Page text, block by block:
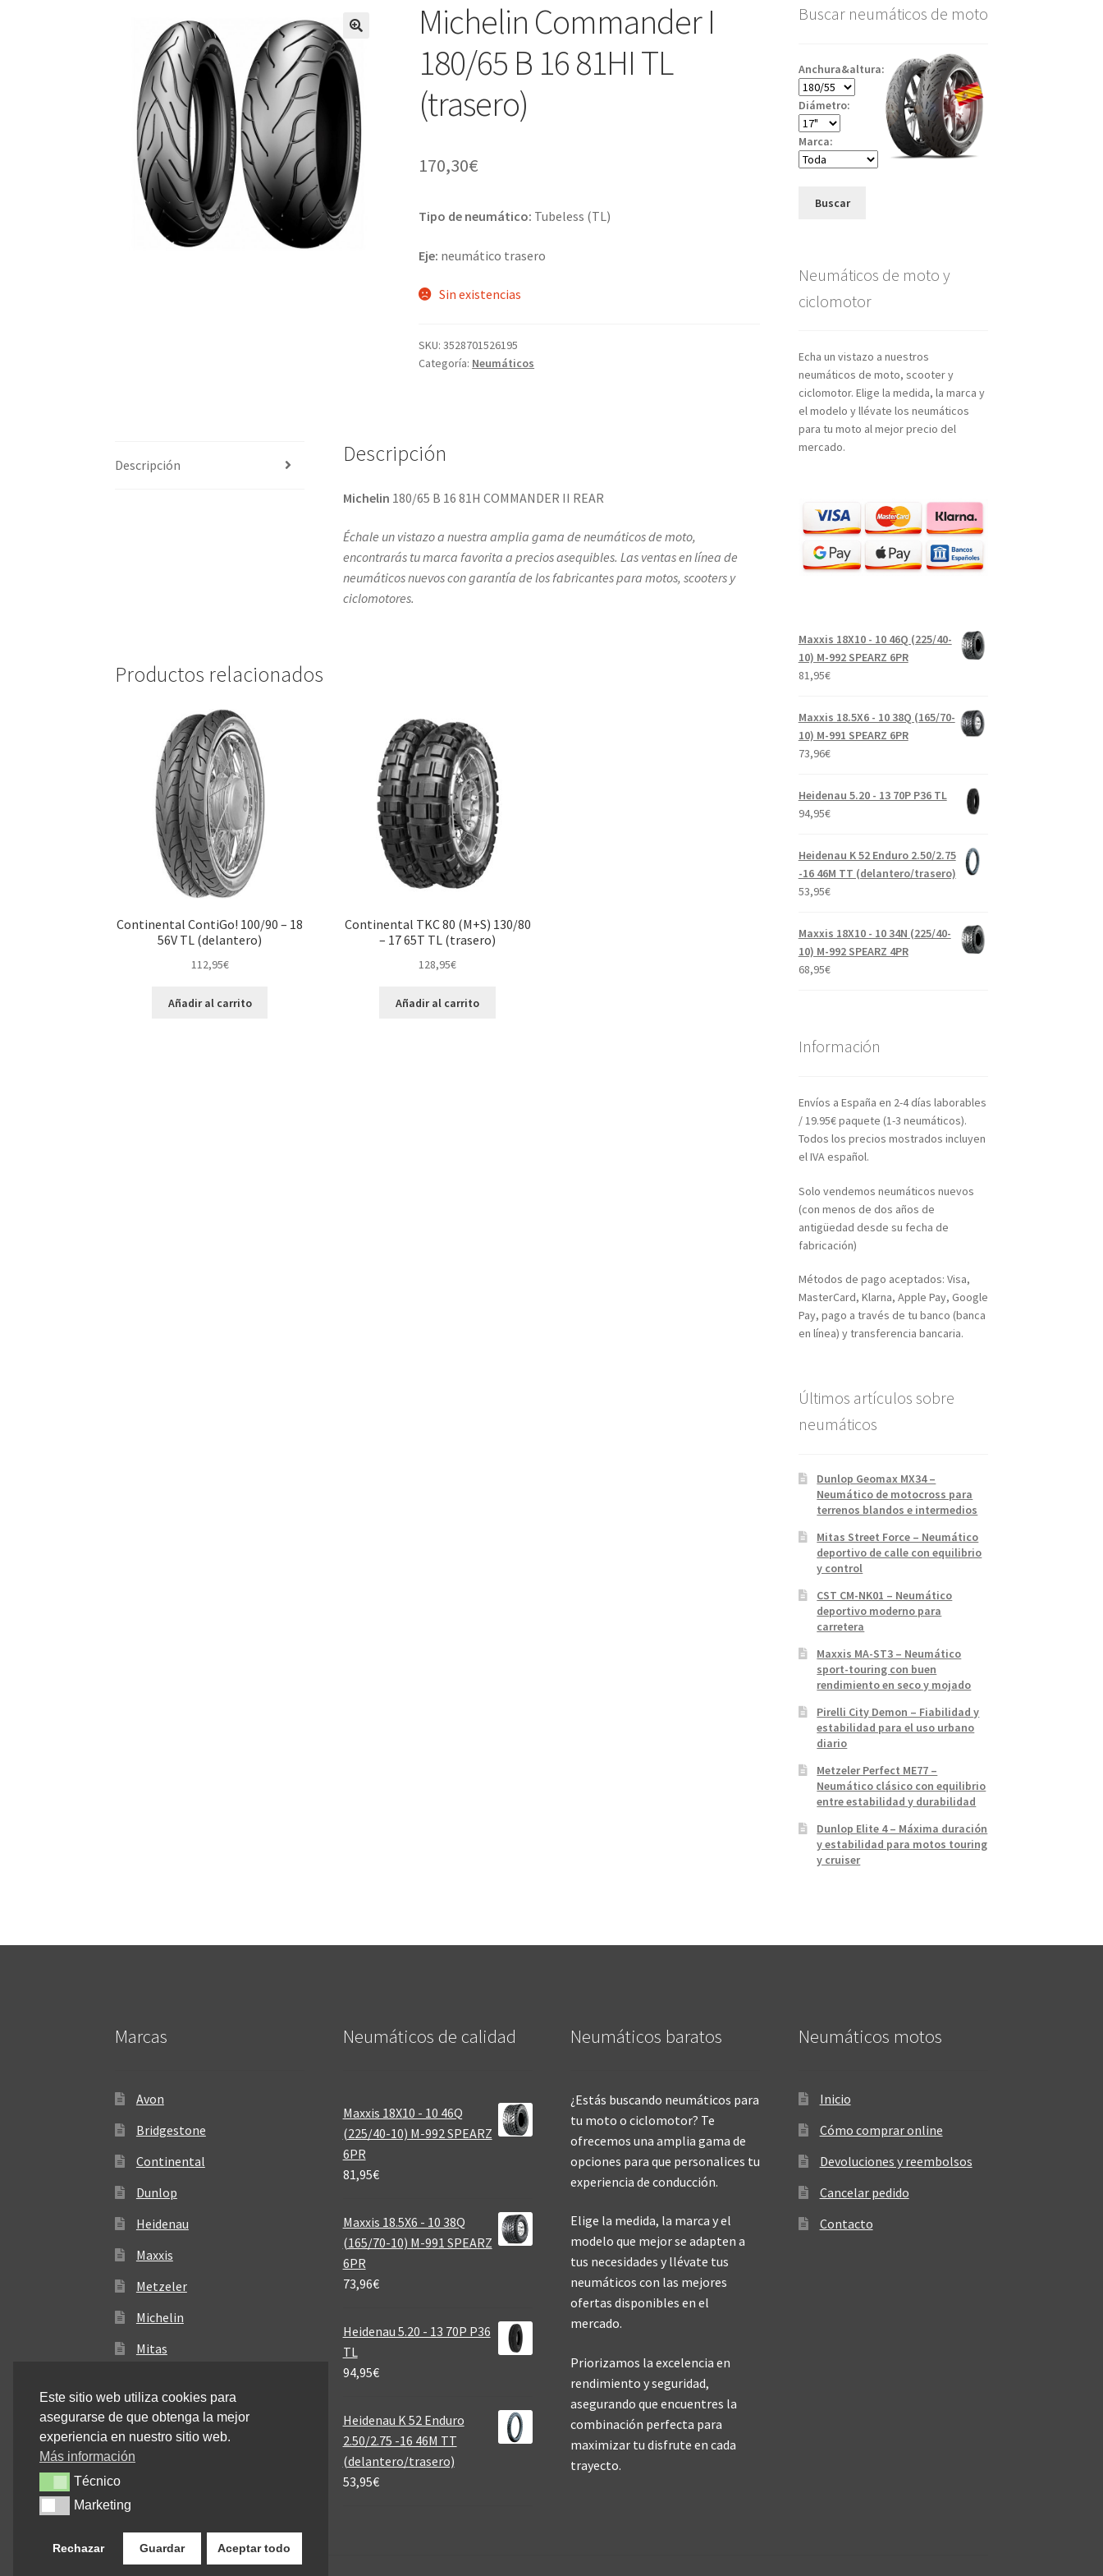
Michelin Commander I
180/65 B 16 81HI TL
(trasero)
170,30€
Tipo de neumático: Tubeless (TL)
Eje: neumático trasero
Sin existencias
SKU:3528701526195
Categoría: Neumáticos
Descripción Descripción
Michelin 180/65 B 16 81H COMMANDER II REAR
Échale un vistazo a nuestra amplia gama de neumáticos de moto,
encontrarás tu marca favorita a precios asequibles. Las ventas en línea de
neumáticos nuevos con garantía de los fabricantes para motos, scooters y
ciclomotores.
Productos relacionados
Continental ContiGo! 100/90 – 18
56V TL (delantero)
112,95€
Añadir al carrito
Continental TKC 80 (M+S) 130/80
– 17 65T TL (trasero)
128,95€
Añadir al carrito
Buscar neumáticos de moto
Anchura&altura:
Diámetro:
Marca:
Buscar
Neumáticos de moto y
ciclomotor
Echa un vistazo a nuestros
neumáticos de moto, scooter y
ciclomotor. Elige la medida, la marca y
el modelo y llévate los neumáticos
para tu moto al mejor precio del
mercado.
Maxxis 18X10 - 10 46Q (225/40-
10) M-992 SPEARZ 6PR
81,95€
Maxxis 18.5X6 - 10 38Q (165/70-
10) M-991 SPEARZ 6PR
73,96€
Heidenau 5.20 - 13 70P P36 TL
94,95€
Heidenau K 52 Enduro 2.50/2.75
-16 46M TT (delantero/trasero)
53,95€
Maxxis 18X10 - 10 34N (225/40-
10) M-992 SPEARZ 4PR
68,95€
Información
Envíos a España en 2-4 días laborables
/ 19.95€ paquete (1-3 neumáticos).
Todos los precios mostrados incluyen
el IVA español.
Solo vendemos neumáticos nuevos
(con menos de dos años de
antigüedad desde su fecha de
fabricación)
Métodos de pago aceptados: Visa,
MasterCard, Klarna, Apple Pay, Google
Pay, pago a través de tu banco (banca
en línea) y transferencia bancaria.
Últimos artículos sobre
neumáticos
Dunlop Geomax MX34 –
Neumático de motocross para
terrenos blandos e intermedios
Mitas Street Force – Neumático
deportivo de calle con equilibrio
y control
CST CM-NK01 – Neumático
deportivo moderno para
carretera
Maxxis MA-ST3 – Neumático
sport-touring con buen
rendimiento en seco y mojado
Pirelli City Demon – Fiabilidad y
estabilidad para el uso urbano
diario
Metzeler Perfect ME77 –
Neumático clásico con equilibrio
entre estabilidad y durabilidad
Dunlop Elite 4 – Máxima duración
y estabilidad para motos touring
y cruiser
Marcas
Avon
Bridgestone
Continental
Dunlop
Heidenau
Maxxis
Metzeler
Michelin
Mitas
Neumáticos de calidad‎
Maxxis 18X10 - 10 46Q
(225/40-10) M-992 SPEARZ
6PR
81,95€
Maxxis 18.5X6 - 10 38Q
(165/70-10) M-991 SPEARZ
6PR
73,96€
Heidenau 5.20 - 13 70P P36
TL
94,95€
Heidenau K 52 Enduro
2.50/2.75 -16 46M TT
(delantero/trasero)
53,95€
Neumáticos baratos
¿Estás buscando neumáticos para
tu moto o ciclomotor? Te
ofrecemos una amplia gama de
opciones para que personalices tu
experiencia de conducción.
Elige la medida, la marca y el
modelo que mejor se adapten a
tus necesidades y llévate tus
neumáticos con las mejores
ofertas disponibles en el
mercado.
Priorizamos la excelencia en
rendimiento y seguridad,
asegurando que encuentres la
combinación perfecta para
maximizar tu disfrute en cada
trayecto.
Neumáticos motos
Inicio
Cómo comprar online
Devoluciones y reembolsos
Cancelar pedido
Contacto
Este sitio web utiliza cookies para
asegurarse de que obtenga la mejor
experiencia en nuestro sitio web.
Más información
TécnicoTécnico
MarketingMarketing
Rechazar Guardar Aceptar todo